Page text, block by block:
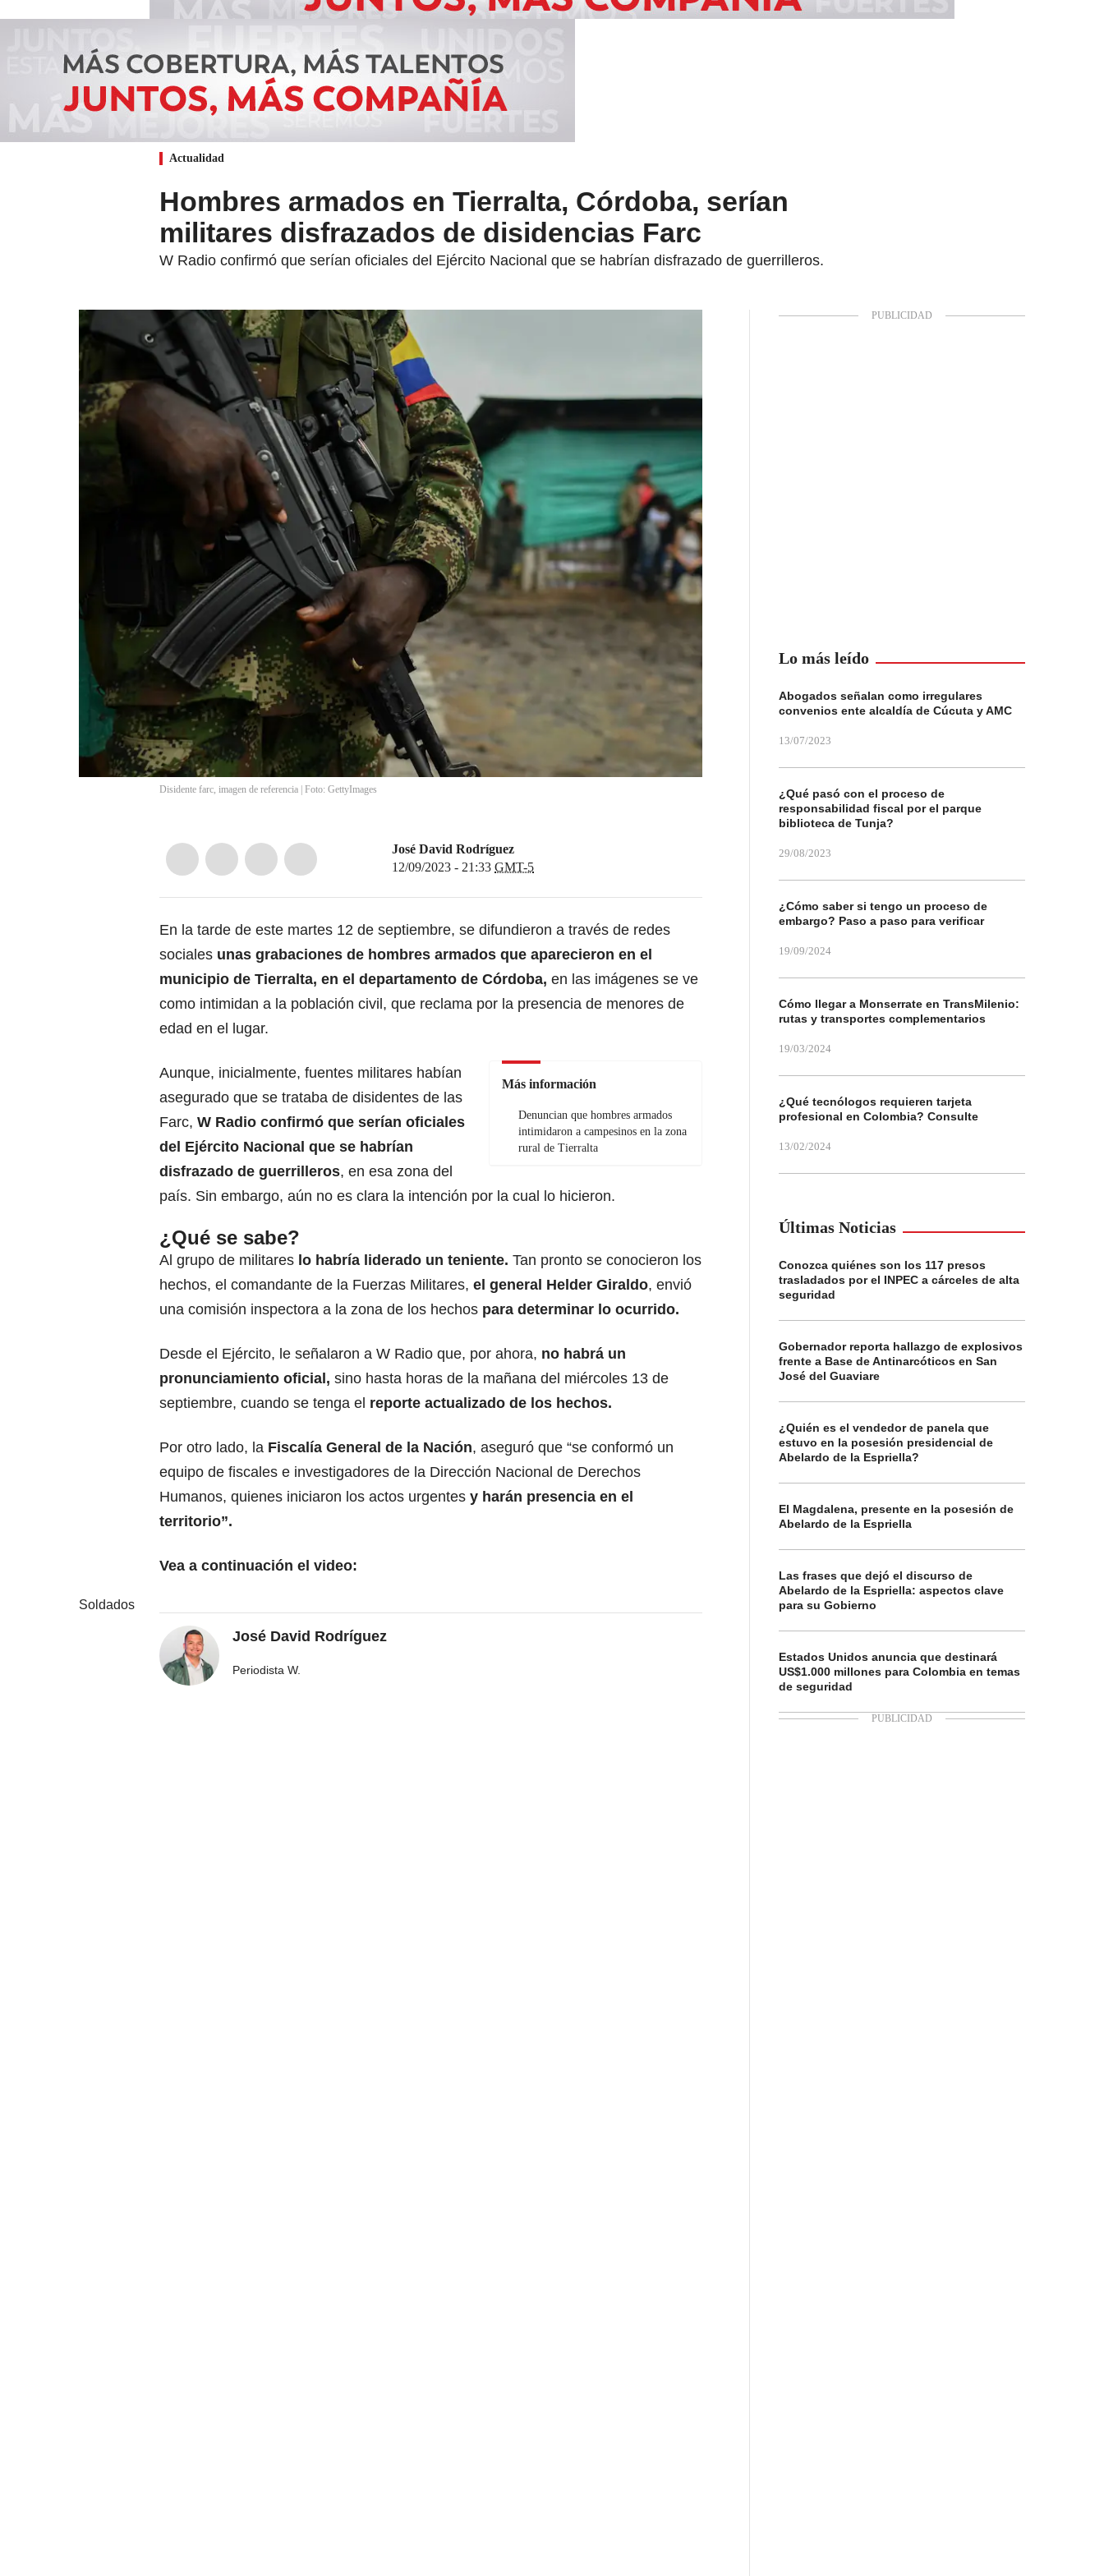
Actualidad
Hombres armados en Tierralta, Córdoba, serían
militares disfrazados de disidencias Farc
W Radio confirmó que serían oficiales del Ejército Nacional que se habrían disfrazado de guerrilleros.
Disidente farc, imagen de referencia | Foto: GettyImages
José David Rodríguez
12/09/2023 - 21:33 GMT-5
En la tarde de este martes 12 de septiembre, se difundieron a través de redes
sociales unas grabaciones de hombres armados que aparecieron en el
municipio de Tierralta, en el departamento de Córdoba, en las imágenes se ve
como intimidan a la población civil, que reclama por la presencia de menores de
edad en el lugar.
Más información
Denuncian que hombres armados
intimidaron a campesinos en la zona
rural de Tierralta
Aunque, inicialmente, fuentes militares habían
asegurado que se trataba de disidentes de las
Farc, W Radio confirmó que serían oficiales
del Ejército Nacional que se habrían
disfrazado de guerrilleros, en esa zona del
país. Sin embargo, aún no es clara la intención por la cual lo hicieron.
¿Qué se sabe?
Al grupo de militares lo habría liderado un teniente. Tan pronto se conocieron los
hechos, el comandante de la Fuerzas Militares, el general Helder Giraldo, envió
una comisión inspectora a la zona de los hechos para determinar lo ocurrido.
Desde el Ejército, le señalaron a W Radio que, por ahora, no habrá un
pronunciamiento oficial, sino hasta horas de la mañana del miércoles 13 de
septiembre, cuando se tenga el reporte actualizado de los hechos.
Por otro lado, la Fiscalía General de la Nación, aseguró que “se conformó un
equipo de fiscales e investigadores de la Dirección Nacional de Derechos
Humanos, quienes iniciaron los actos urgentes y harán presencia en el
territorio”.
Vea a continuación el video:
Soldados
José David Rodríguez
Periodista W.
Lo más leído
Abogados señalan como irregulares
convenios ente alcaldía de Cúcuta y AMC
13/07/2023
¿Qué pasó con el proceso de
responsabilidad fiscal por el parque
biblioteca de Tunja?
29/08/2023
¿Cómo saber si tengo un proceso de
embargo? Paso a paso para verificar
19/09/2024
Cómo llegar a Monserrate en TransMilenio:
rutas y transportes complementarios
19/03/2024
¿Qué tecnólogos requieren tarjeta
profesional en Colombia? Consulte
13/02/2024
Últimas Noticias
Conozca quiénes son los 117 presos
trasladados por el INPEC a cárceles de alta
seguridad
Gobernador reporta hallazgo de explosivos
frente a Base de Antinarcóticos en San
José del Guaviare
¿Quién es el vendedor de panela que
estuvo en la posesión presidencial de
Abelardo de la Espriella?
El Magdalena, presente en la posesión de
Abelardo de la Espriella
Las frases que dejó el discurso de
Abelardo de la Espriella: aspectos clave
para su Gobierno
Estados Unidos anuncia que destinará
US$1.000 millones para Colombia en temas
de seguridad